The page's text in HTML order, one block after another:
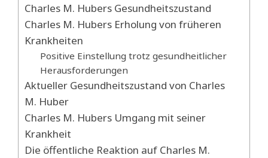
Charles M. Hubers Gesundheitszustand
Charles M. Hubers Erholung von früheren
Krankheiten
Positive Einstellung trotz gesundheitlicher
Herausforderungen
Aktueller Gesundheitszustand von Charles
M. Huber
Charles M. Hubers Umgang mit seiner
Krankheit
Die öffentliche Reaktion auf Charles M.